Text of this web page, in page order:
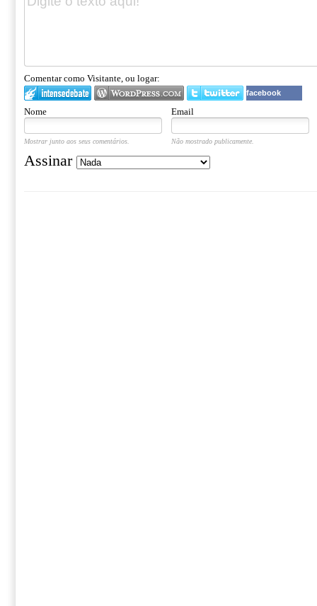
Comentar como Visitante, ou logar:
facebook
Nome Email
Mostrar junto aos seus comentários. Não mostrado publicamente.
Assinar